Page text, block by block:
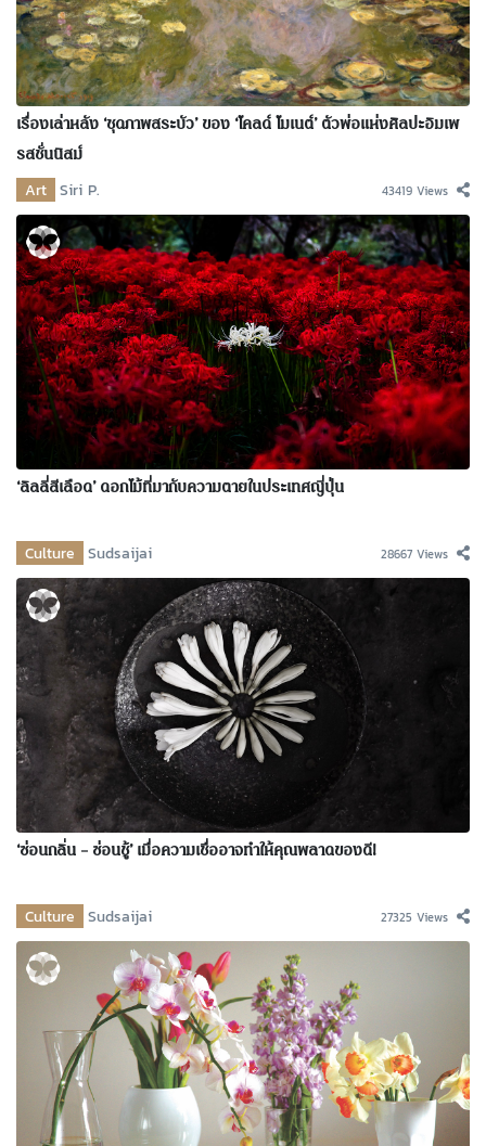
เรื่องเล่าหลัง ‘ชุดภาพสระบัว’ ของ ‘โคลด์ โมเนต์’ ตัวพ่อแห่งศิลปะอิมเพ
รสชั่นนิสม์
Art Siri P. 43419 Views
‘ลิลลี่สีเลือด’ ดอกไม้ที่มากับความตายในประเทศญี่ปุ่น
Culture Sudsaijai 28667 Views
‘ซ่อนกลิ่น – ซ่อนชู้’ เมื่อความเชื่ออาจทำให้คุณพลาดของดี!
Culture Sudsaijai 27325 Views